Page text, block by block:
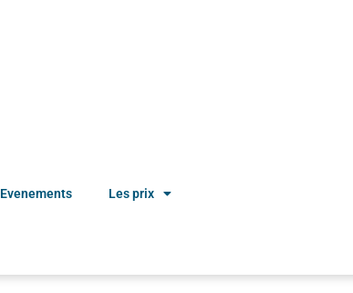
Evenements Les prix